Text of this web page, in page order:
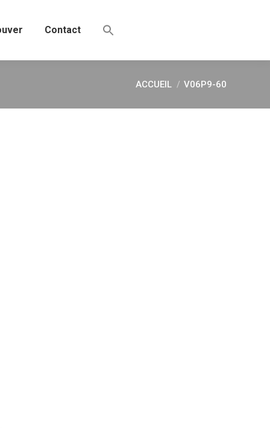
Contact
Vous êtes ici :
ACCUEIL V06P9-60